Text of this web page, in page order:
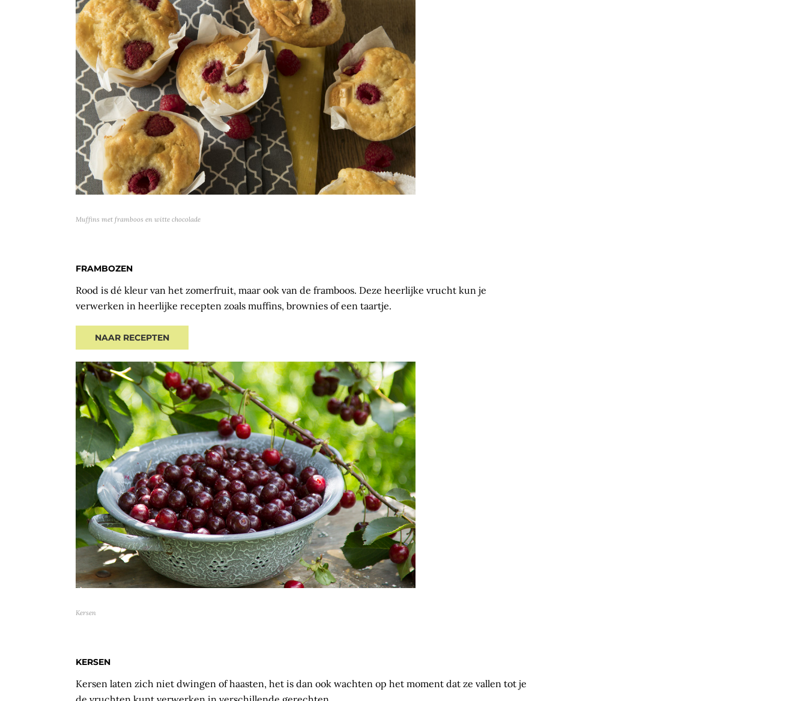
Muffins met framboos en witte chocolade
FRAMBOZEN
Rood is dé kleur van het zomerfruit, maar ook van de framboos. Deze heerlijke vrucht kun je
verwerken in heerlijke recepten zoals muffins, brownies of een taartje.
NAAR RECEPTEN
Kersen
KERSEN
Kersen laten zich niet dwingen of haasten, het is dan ook wachten op het moment dat ze vallen tot je